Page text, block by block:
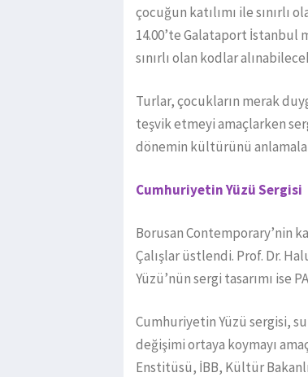
çocuğun katılımı ile sınırlı
14.00’te Galataport İstanbul
sınırlı olan kodlar
Turlar, çocukların merak
teşvik etmeyi amaçlarken
dönemin kültürünü
Cumhuriyetin Yüzü Sergisi
Borusan Contemporary’nin
Çalışlar üstlendi. Prof. Dr.
Yüzü’nün sergi tasarımı ise
Cumhuriyetin Yüzü sergisi,
değişimi ortaya koymayı
Enstitüsü, İBB, Kültür